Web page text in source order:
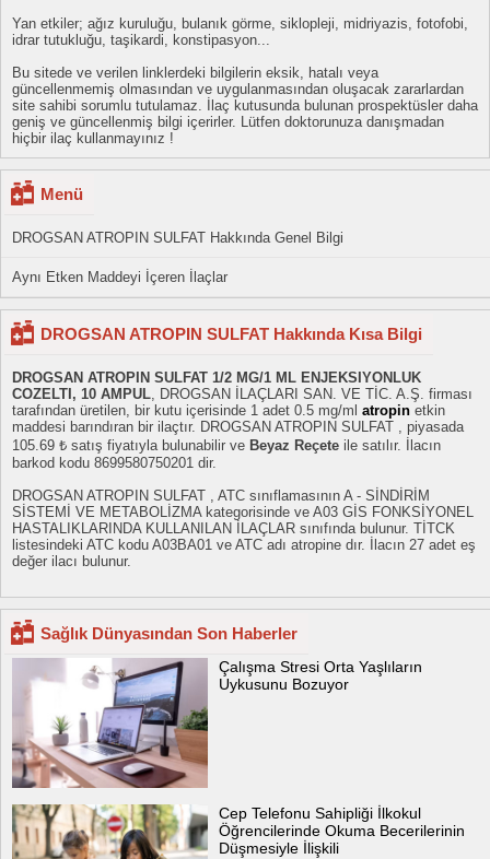
Yan etkiler; ağız kuruluğu, bulanık görme, siklopleji, midriyazis, fotofobi,
idrar tutukluğu, taşikardi, konstipasyon...
Bu sitede ve verilen linklerdeki bilgilerin eksik, hatalı veya
güncellenmemiş olmasından ve uygulanmasından oluşacak zararlardan
site sahibi sorumlu tutulamaz. İlaç kutusunda bulunan prospektüsler daha
geniş ve güncellenmiş bilgi içerirler. Lütfen doktorunuza danışmadan
hiçbir ilaç kullanmayınız !
Menü
DROGSAN ATROPIN SULFAT Hakkında Genel Bilgi
Aynı Etken Maddeyi İçeren İlaçlar
DROGSAN ATROPIN SULFAT Hakkında Kısa Bilgi
DROGSAN ATROPIN SULFAT 1/2 MG/1 ML ENJEKSIYONLUK
COZELTI, 10 AMPUL, DROGSAN İLAÇLARI SAN. VE TİC. A.Ş. firması
tarafından üretilen, bir kutu içerisinde 1 adet 0.5 mg/ml atropin etkin
maddesi barındıran bir ilaçtır. DROGSAN ATROPIN SULFAT , piyasada
105.69 ₺ satış fiyatıyla bulunabilir ve Beyaz Reçete ile satılır. İlacın
barkod kodu 8699580750201 dir.
DROGSAN ATROPIN SULFAT , ATC sınıflamasının A - SİNDİRİM
SİSTEMİ VE METABOLİZMA kategorisinde ve A03 GİS FONKSİYONEL
HASTALIKLARINDA KULLANILAN İLAÇLAR sınıfında bulunur. TİTCK
listesindeki ATC kodu A03BA01 ve ATC adı atropine dır. İlacın 27 adet eş
değer ilacı bulunur.
Sağlık Dünyasından Son Haberler
Çalışma Stresi Orta Yaşlıların
Uykusunu Bozuyor
Cep Telefonu Sahipliği İlkokul
Öğrencilerinde Okuma Becerilerinin
Düşmesiyle İlişkili